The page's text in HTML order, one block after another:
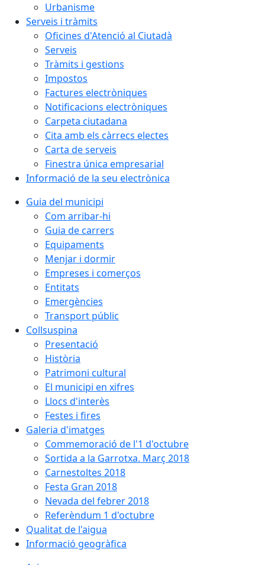
Urbanisme
Serveis i tràmits
Oficines d'Atenció al Ciutadà
Serveis
Tràmits i gestions
Impostos
Factures electròniques
Notificacions electròniques
Carpeta ciutadana
Cita amb els càrrecs electes
Carta de serveis
Finestra única empresarial
Informació de la seu electrònica
Guia del municipi
Com arribar-hi
Guia de carrers
Equipaments
Menjar i dormir
Empreses i comerços
Entitats
Emergències
Transport públic
Collsuspina
Presentació
Història
Patrimoni cultural
El municipi en xifres
Llocs d'interès
Festes i fires
Galeria d'imatges
Commemoració de l'1 d'octubre
Sortida a la Garrotxa. Març 2018
Carnestoltes 2018
Festa Gran 2018
Nevada del febrer 2018
Referèndum 1 d'octubre
Qualitat de l'aigua
Informació geogràfica